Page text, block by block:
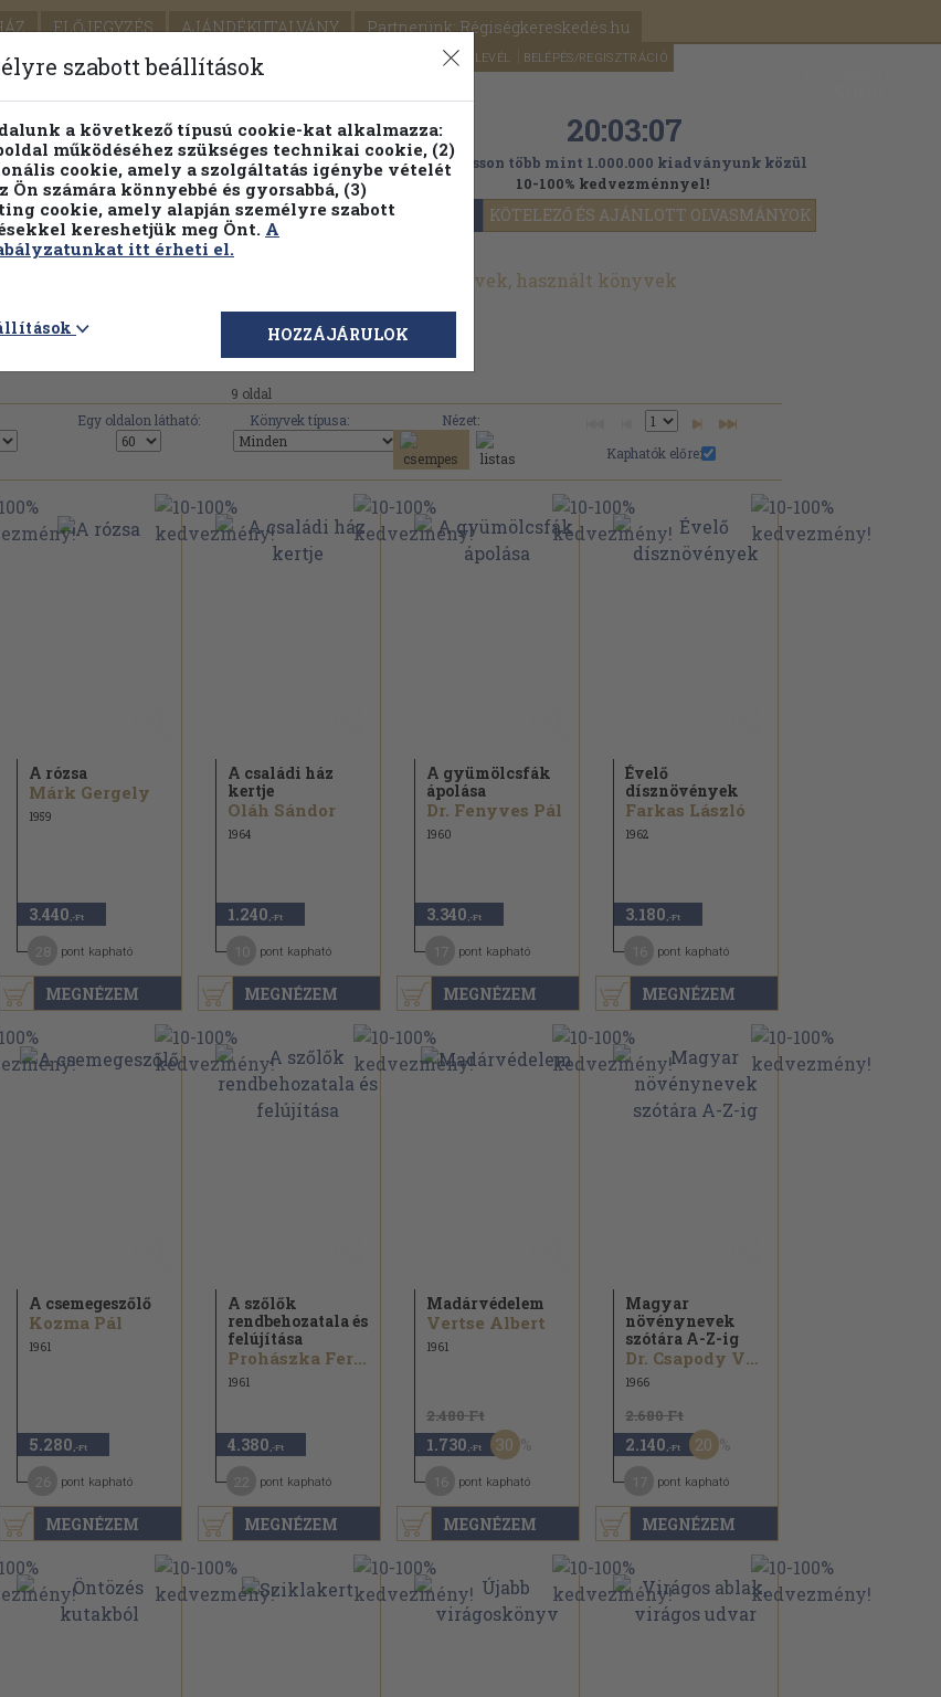
ELŐJEGYZÉS AJÁNDÉKUTALVÁNY Partnerünk: Régiségkereskedés.hu
SEGÍTSÉG HÍRLEVÉL BELÉPÉS/REGISZTRÁCIÓ
ÁRAINK FENNTARTHATÓ OLVASMÁNYOK KÖTELEZŐ ÉS AJÁNLOTT OLVASMÁNYOK
Részletes kereső Témaköri fa 20:03:05
Válogasson több mint 1.000.000 kiadványunk közül
10-100% kedvezménnyel!
Könyv- és Folyóiratkiadó Vállalat művei, könyvek, használt könyvek
9 oldal
Egy oldalon látható: Könyvek típusa:
Nézet:
Kaphatók előre:
MEGNÉZEM
A rózsa
Márk Gergely
1959
3.440 ,-Ft
pont kapható
MEGNÉZEM
A családi ház
kertje
Oláh Sándor
1964
1.240 ,-Ft
pont kapható
MEGNÉZEM
A gyümölcsfák
ápolása
Dr. Fenyves Pál
1960
3.340 ,-Ft
pont kapható
MEGNÉZEM
Évelő
dísznövények
Farkas László
1962
3.180 ,-Ft
pont kapható
MEGNÉZEM
A csemegeszőlő
Kozma Pál
1961
5.280 ,-Ft
pont kapható
MEGNÉZEM
A szőlők
rendbehozatala és
felújítása
Prohászka Ferenc
1961
4.380 ,-Ft
pont kapható
MEGNÉZEM
Madárvédelem
Vertse Albert
1961
2.480 Ft
1.730 ,-Ft 30
pont kapható
MEGNÉZEM
Magyar
növénynevek
szótára A-Z-ig
Dr. Csapody Vera...
1966
2.680 Ft
2.140 ,-Ft 20
pont kapható
szabott beállítások
a következő típusú cookie-kat alkalmazza:
működéséhez szükséges technikai cookie, (2)
cookie, amely a szolgáltatás igénybe vételét
Ön számára könnyebbé és gyorsabbá, (3)
cookie, amely alapján személyre szabott
kereshetjük meg Önt. A
itt érheti el.
HOZZÁJÁRULOK